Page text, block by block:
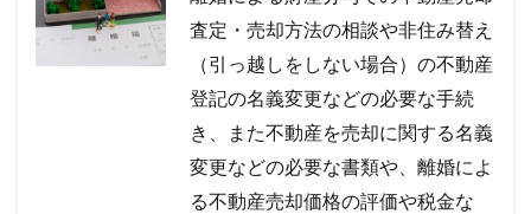
査定・売却方法の相談や非住み替え
（引っ越しをしない場合）の不動産
登記の名義変更などの必要な手続
き、また不動産を売却に関する名義
変更などの必要な書類や、離婚によ
る不動産売却価格の評価や税金な